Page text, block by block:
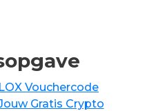
Vouchercode
Gratis Crypto